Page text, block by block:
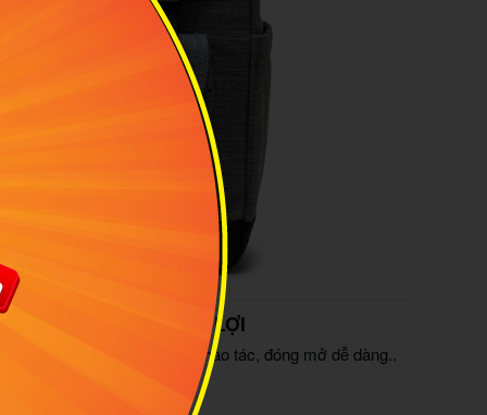
KHÓA KIM LOẠI TIỆN LỢI
kim loại chắc chắn, dễ thao tác, đóng mở dễ dàng..